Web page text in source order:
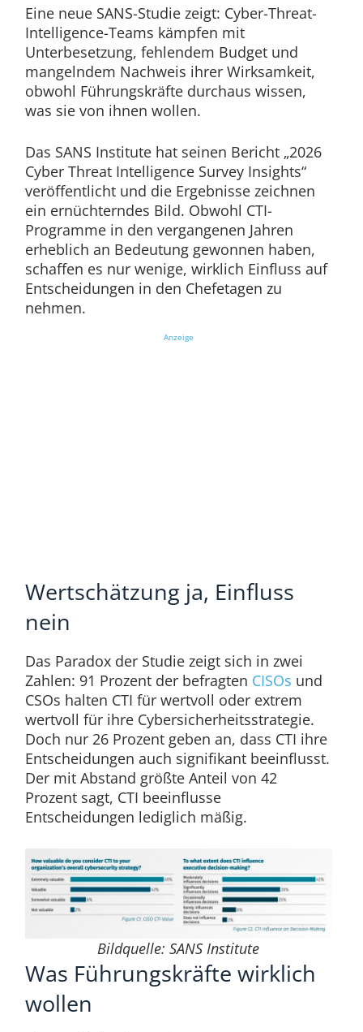
Eine neue SANS-Studie zeigt: Cyber-Threat-
Intelligence-Teams kämpfen mit
Unterbesetzung, fehlendem Budget und
mangelndem Nachweis ihrer Wirksamkeit,
obwohl Führungskräfte durchaus wissen,
was sie von ihnen wollen.
Das SANS Institute hat seinen Bericht „2026
Cyber Threat Intelligence Survey Insights“
veröffentlicht und die Ergebnisse zeichnen
ein ernüchterndes Bild. Obwohl CTI-
Programme in den vergangenen Jahren
erheblich an Bedeutung gewonnen haben,
schaffen es nur wenige, wirklich Einfluss auf
Entscheidungen in den Chefetagen zu
nehmen.
Anzeige
Wertschätzung ja, Einfluss
nein
Das Paradox der Studie zeigt sich in zwei
Zahlen: 91 Prozent der befragten CISOs und
CSOs halten CTI für wertvoll oder extrem
wertvoll für ihre Cybersicherheitsstrategie.
Doch nur 26 Prozent geben an, dass CTI ihre
Entscheidungen auch signifikant beeinflusst.
Der mit Abstand größte Anteil von 42
Prozent sagt, CTI beeinflusse
Entscheidungen lediglich mäßig.
Bildquelle: SANS Institute
Was Führungskräfte wirklich
wollen